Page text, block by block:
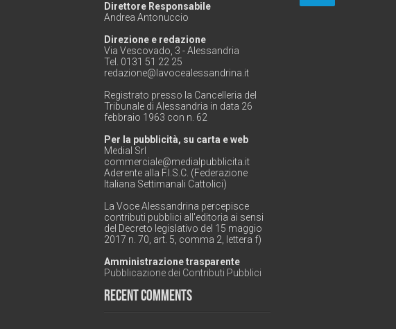
Direttore Responsabile
Andrea Antonuccio
Direzione e redazione
Via Vescovado, 3 - Alessandria
Tel. 0131 51 22 25
redazione@lavocealessandrina.it
Registrato presso la Cancelleria del
Tribunale di Alessandria in data 26
febbraio 1963 con n. 62
Per la pubblicità, su carta e web
Medial Srl
commerciale@medialpubblicita.it
Aderente alla F.I.S.C. (Federazione
Italiana Settimanali Cattolici)
La Voce Alessandrina percepisce
contributi pubblici all'editoria ai sensi
del Decreto legislativo del 15 maggio
2017 n. 70, art. 5, comma 2, lettera f)
Amministrazione trasparente
Pubblicazione dei Contributi Pubblici
Recent Comments